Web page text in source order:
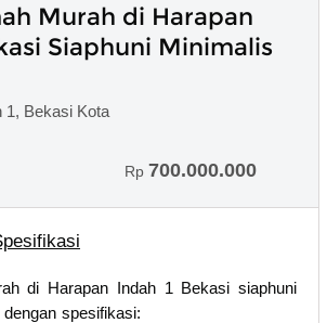
Murah di Harapan
Siaphuni Minimalis
1, Bekasi Kota
Rp 700.000.000
di Harapan Indah 1 Bekasi siaphuni
spesifikasi: